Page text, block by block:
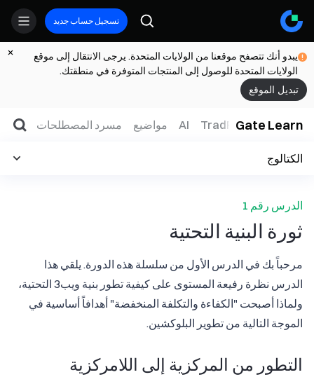
تسجيل حساب جديد
يبدو أنك تتصفح موقعنا من الولايات المتحدة. يرجى الانتقال إلى موقع
الولايات المتحدة للوصول إلى المنتجات المتوفرة في منطقتك.
تبديل الموقع
Gate Learn
ويب3 TradFi
AI مواضيع مسرد المصطلحات
الكتالوج
الدرس رقم 1
ثورة البنية التحتية
مرحباً بك في الدرس الأول من سلسلة هذه الدورة. يلقي هذا
الدرس نظرة رفيعة المستوى على كيفية تطور بنية ويب3 التحتية،
ولماذا أصبحت "الكفاءة والتكلفة المنخفضة" أهدافاً أساسية في
الموجة التالية من تطوير البلوكشين.
التطور من المركزية إلى اللامركزية